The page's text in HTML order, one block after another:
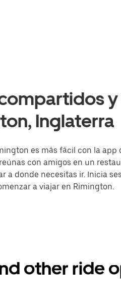
Inglaterra
es más fácil con la app
con amigos en un
a donde necesitas ir. Inicia
a viajar en Rimington.
other ride